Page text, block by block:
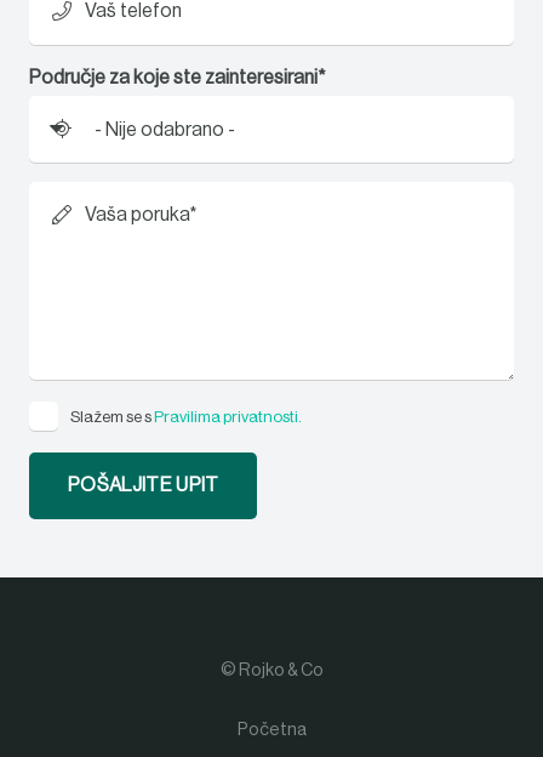
Vaš telefon
Područje za koje ste zainteresirani*
Vaša poruka*
Slažem se sPravilima privatnosti.
© Rojko & Co
Početna